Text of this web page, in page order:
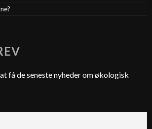
få de seneste nyheder om økologisk